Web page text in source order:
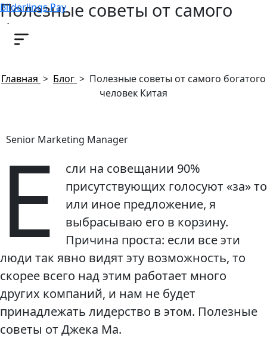
Bilderlings Pay
Полезные советы от самого
богатого человек Китая
Главная > Блог > Полезные советы от самого богатого
человек Китая
Senior Marketing Manager
Е
сли на совещании 90%
присутствующих голосуют «за» то
или иное предложение, я
выбрасываю его в корзину.
Причина проста: если все эти
люди так явно видят эту возможность, то
скорее всего над этим работает много
других компаний, и нам не будет
принадлежать лидерство в этом. Полезные
советы от Джека Ма.